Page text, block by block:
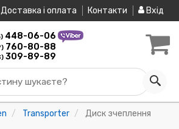
Доставка і оплата Контакти Вхід
448-06-06
760-80-88
309-89-89
шукаєте?
Transporter Диск зчеплення